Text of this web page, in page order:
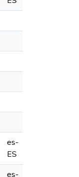
es-
ES
es-